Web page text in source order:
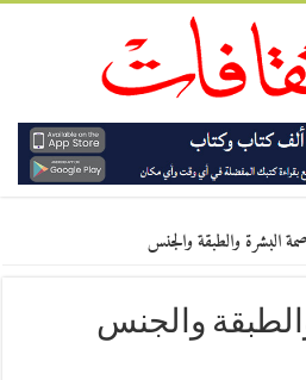
البشرة والطبقة والجنس
والجنس